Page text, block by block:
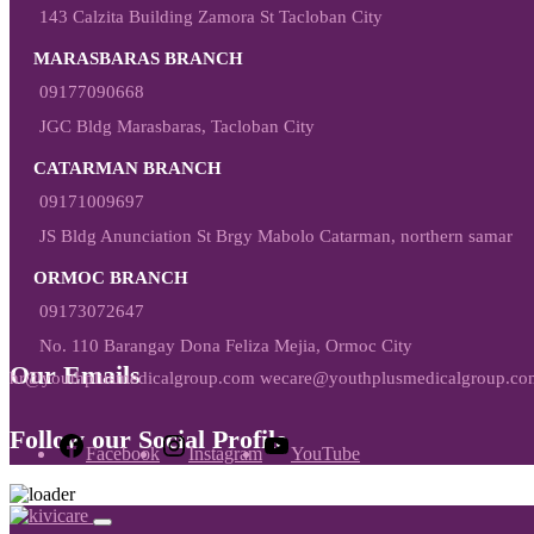
143 Calzita Building Zamora St Tacloban City
MARASBARAS BRANCH
09177090668
JGC Bldg Marasbaras, Tacloban City
CATARMAN BRANCH
09171009697
JS Bldg Anunciation St Brgy Mabolo Catarman, northern samar
ORMOC BRANCH
09173072647
No. 110 Barangay Dona Feliza Mejia, Ormoc City
Our Emails
hr@youthplusmedicalgroup.com
Follow our Social Profile
Facebook Instagram YouTube